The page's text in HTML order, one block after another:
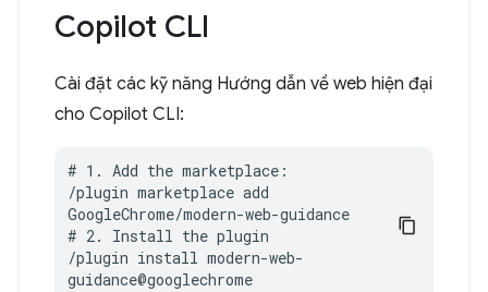
Copilot CLI
Cài đặt các kỹ năng Hướng dẫn về web hiện đại
cho Copilot CLI:
# 1. Add the marketplace:
/plugin marketplace add
GoogleChrome/modern-web-guidance
# 2. Install the plugin
/plugin install modern-web-
guidance@googlechrome